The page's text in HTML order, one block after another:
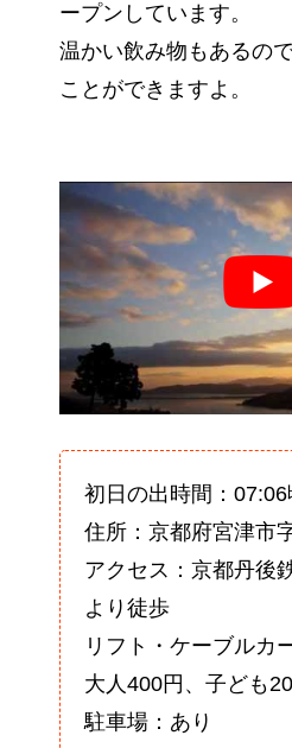
ープンしています。
温かい飲み物もあるの
ことができますよ。
初日の出時間：07:06
住所：京都府宮津市
アクセス：京都丹後
より徒歩
リフト・ケーブルカ
大人400円、子ども
駐車場：あり